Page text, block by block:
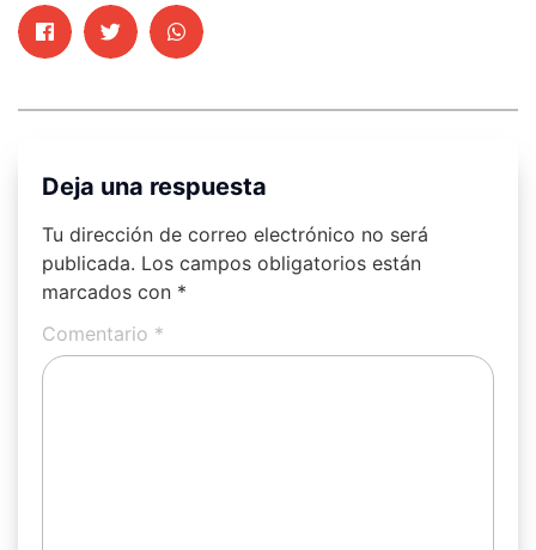
Deja una respuesta
Tu dirección de correo electrónico no será
publicada. Los campos obligatorios están
marcados con *
Comentario *